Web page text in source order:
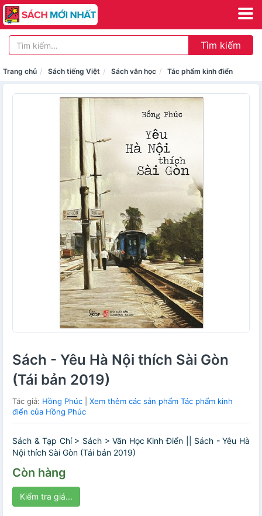
Tìm kiếm
Trang chủ Sách tiếng Việt Sách văn học Tác phẩm kinh điển
Sách - Yêu Hà Nội thích Sài Gòn
(Tái bản 2019)
Tác giả: Hồng Phúc
Xem thêm các sản phẩm Tác phẩm kinh
điển của Hồng Phúc
Sách & Tạp Chí > Sách > Văn Học Kinh Điển || Sách - Yêu Hà
Nội thích Sài Gòn (Tái bản 2019)
Còn hàng
Kiểm tra giá...